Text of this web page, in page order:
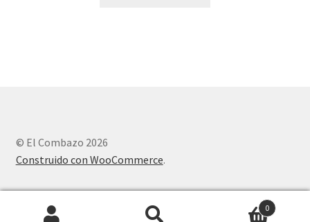
© El Combazo 2026
Construido con WooCommerce.
0